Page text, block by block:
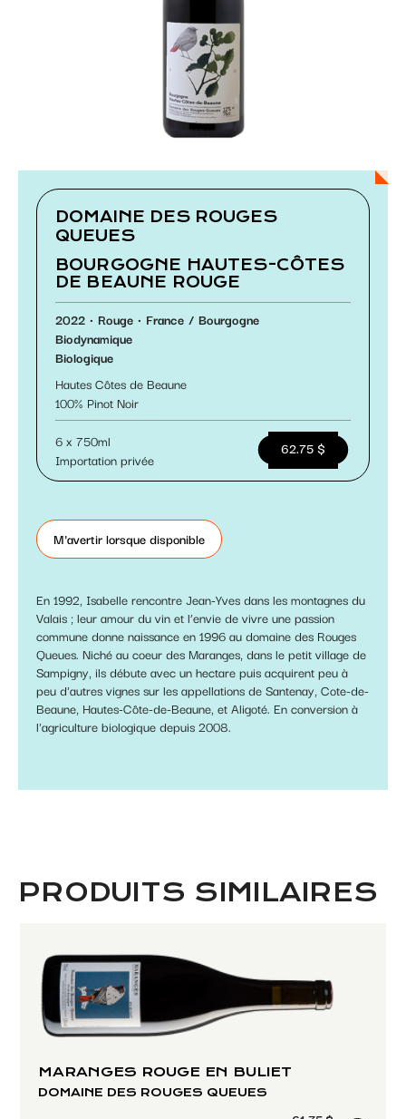
Paramétrer les cookies
DOMAINE DES ROUGES
QUEUES
BOURGOGNE HAUTES-CÔTES
DE BEAUNE ROUGE
2022 Rouge France
Bourgogne
Biodynamique
Biologique
Hautes Côtes de Beaune
100
Pinot Noir
6 x 750ml
Importation privée
62.75 $
M'avertir lorsque disponible
En 1992, Isabelle rencontre Jean-Yves dans les montagnes du
Valais ; leur amour du vin et l’envie de vivre une passion
commune donne naissance en 1996 au domaine des Rouges
Queues. Niché au coeur des Maranges, dans le petit village de
Sampigny, ils débute avec un hectare puis acquirent peu à
peu d'autres vignes sur les appellations de Santenay, Cote-de-
Beaune, Hautes-Côte-de-Beaune, et Aligoté. En conversion à
l'agriculture biologique depuis 2008.
PRODUITS SIMILAIRES
MARANGES ROUGE EN BULIET
DOMAINE DES ROUGES QUEUES